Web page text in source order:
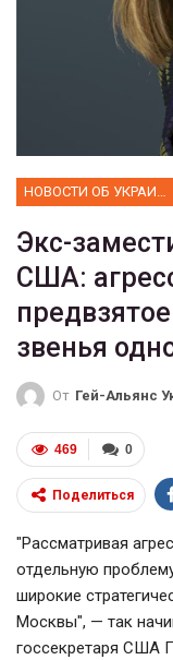
Экс-
США:
звенья
От Гей-Альянс
0
469
Поделиться
"Рассматривая
отдельную
широкие
Москвы", — так
госсекретаря США